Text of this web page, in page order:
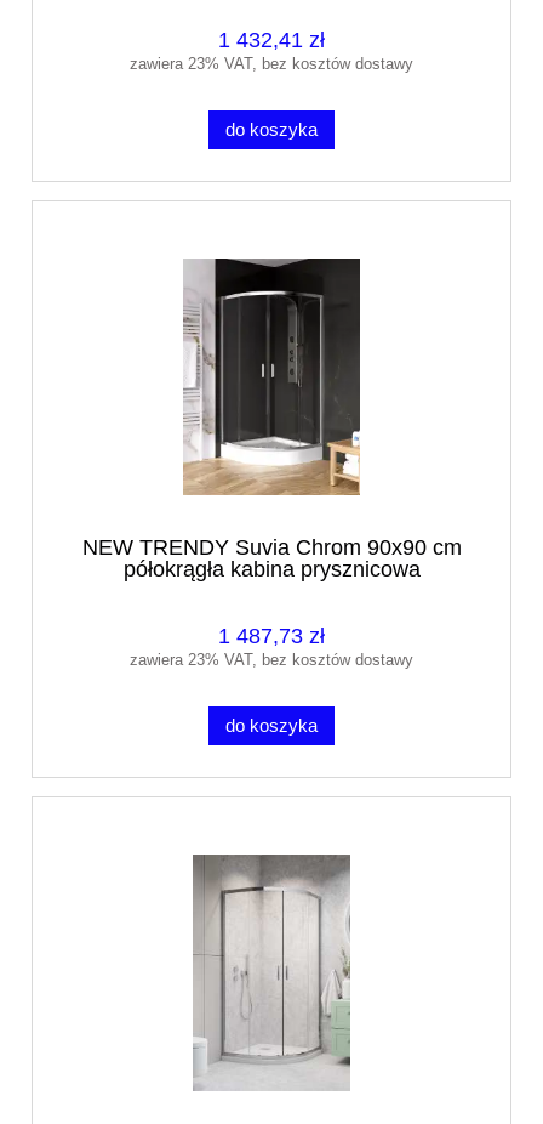
1 432,41 zł
zawiera 23% VAT, bez kosztów dostawy
do koszyka
NEW TRENDY Suvia Chrom 90x90 cm
półokrągła kabina prysznicowa
1 487,73 zł
zawiera 23% VAT, bez kosztów dostawy
do koszyka